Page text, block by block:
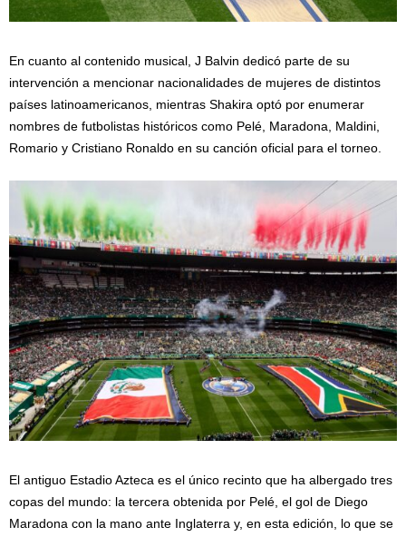
En cuanto al contenido musical, J Balvin dedicó parte de su
intervención a mencionar nacionalidades de mujeres de distintos
países latinoamericanos, mientras Shakira optó por enumerar
nombres de futbolistas históricos como Pelé, Maradona, Maldini,
Romario y Cristiano Ronaldo en su canción oficial para el torneo.
El antiguo Estadio Azteca es el único recinto que ha albergado tres
copas del mundo: la tercera obtenida por Pelé, el gol de Diego
Maradona con la mano ante Inglaterra y, en esta edición, lo que se